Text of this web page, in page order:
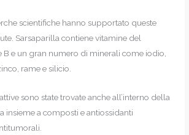
scientifiche hanno supportato queste
Sarsaparilla contiene vitamine del
B e un gran numero di minerali come iodio,
rame e silicio.
sono state trovate anche all’interno della
insieme a composti e antiossidanti